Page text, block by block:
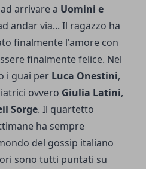
arrivare a Uomini e
andar via... Il ragazzo ha
finalmente l'amore con
finalmente felice. Nel
i guai per Luca Onestini,
ovvero Giulia Latini,
Sorge. Il quartetto
ha sempre
del gossip italiano
sono tutti puntati su